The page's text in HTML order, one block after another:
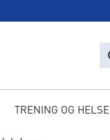
TRENING OG HELSE